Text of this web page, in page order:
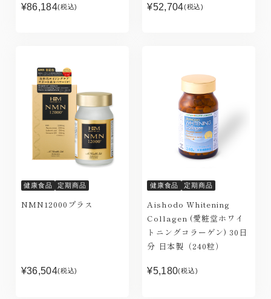
¥86,184(税込) ¥52,704(税込)
健康食品 定期商品
NMN12000プラス
¥36,504(税込)
健康食品 定期商品
Aishodo Whitening
Collagen (愛粧堂ホワイ
トニングコラーゲン) 30日
分 日本製（240粒）
¥5,180(税込)